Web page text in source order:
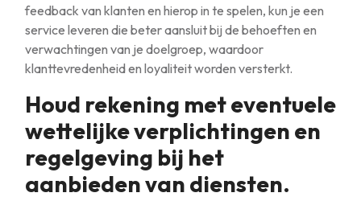
feedback van klanten en hierop in te spelen, kun je een
service leveren die beter aansluit bij de behoeften en
verwachtingen van je doelgroep, waardoor
klanttevredenheid en loyaliteit worden versterkt.
Houd rekening met eventuele
wettelijke verplichtingen en
regelgeving bij het
aanbieden van diensten.